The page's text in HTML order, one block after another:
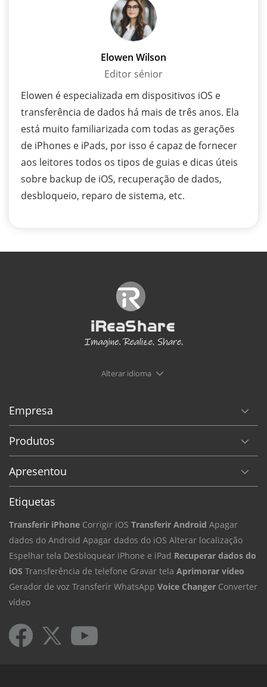
Elowen Wilson
Editor sénior
Elowen é especializada em dispositivos iOS e
transferência de dados há mais de três anos. Ela
está muito familiarizada com todas as gerações
de iPhones e iPads, por isso é capaz de fornecer
aos leitores todos os tipos de guias e dicas úteis
sobre backup de iOS, recuperação de dados,
desbloqueio, reparo de sistema, etc.
Alterar idioma
Empresa
Produtos
Apresentou
Etiquetas
Transferir iPhone Corrigir iOS Transferir Android Apagar
dados do Android Apagar dados do iOS Alterar localização
Espelhar tela Desbloquear iPhone e iPad Recuperar dados do
iOS Transferência de telefone Gravar tela Aprimorar vídeo
Gerador de voz Transferir WhatsApp Voice Changer Converter
vídeo